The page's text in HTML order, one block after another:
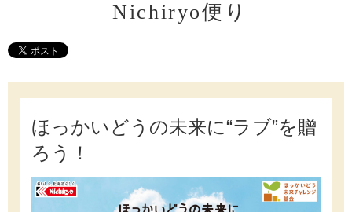
Nichiryo便り
ほっかいどうの未来に“ラブ”を贈
ろう！